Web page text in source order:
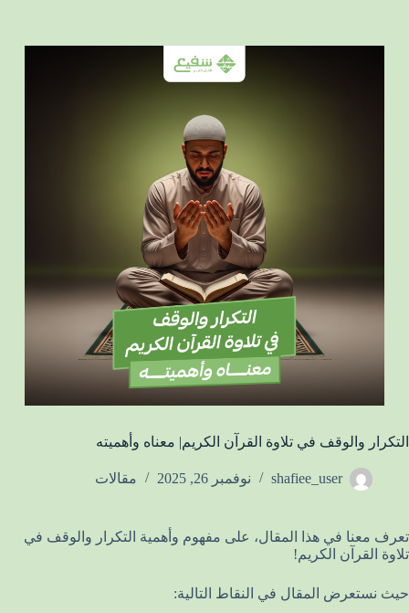
التكرار والوقف في تلاوة القرآن الكريم| معناه وأهميته
shafiee_user نوفمبر 26, 2025 مقالات
تعرف معنا في هذا المقال، على مفهوم وأهمية التكرار والوقف في
تلاوة القرآن الكريم!
حيث نستعرض المقال في النقاط التالية: